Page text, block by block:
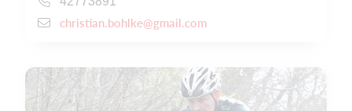
christian.bohlke@gmail.com